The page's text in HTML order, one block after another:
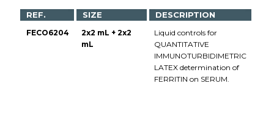
REF. SIZE DESCRIPTION
FECO6204
2x2 mL + 2x2
mL
Liquid controls for
QUANTITATIVE
IMMUNOTURBIDIMETRIC
LATEX determination of
FERRITIN on SERUM.